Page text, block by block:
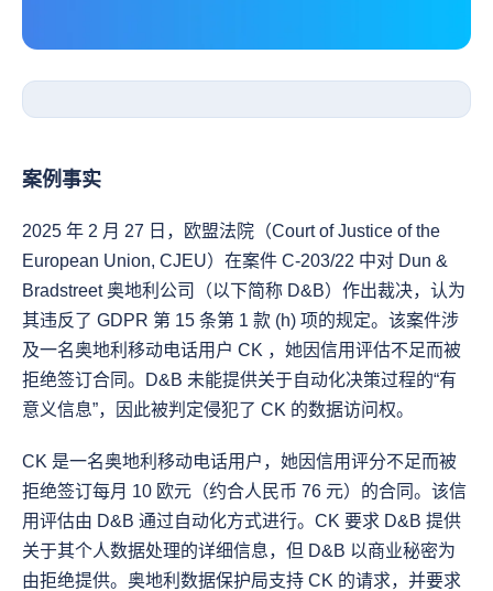
案例事实
2025 年 2 月 27 日，欧盟法院（Court of Justice of the
European Union, CJEU）在案件 C-203/22 中对 Dun &
Bradstreet 奥地利公司（以下简称 D&B）作出裁决，认为
其违反了 GDPR 第 15 条第 1 款 (h) 项的规定。该案件涉
及一名奥地利移动电话用户 CK ，她因信用评估不足而被
拒绝签订合同。D&B 未能提供关于自动化决策过程的“有
意义信息”，因此被判定侵犯了 CK 的数据访问权。
CK 是一名奥地利移动电话用户，她因信用评分不足而被
拒绝签订每月 10 欧元（约合人民币 76 元）的合同。该信
用评估由 D&B 通过自动化方式进行。CK 要求 D&B 提供
关于其个人数据处理的详细信息，但 D&B 以商业秘密为
由拒绝提供。奥地利数据保护局支持 CK 的请求，并要求